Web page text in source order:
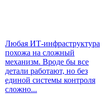
Любая ИТ-инфраструктура
похожа на сложный
механизм. Вроде бы все
детали работают, но без
единой системы контроля
сложно...